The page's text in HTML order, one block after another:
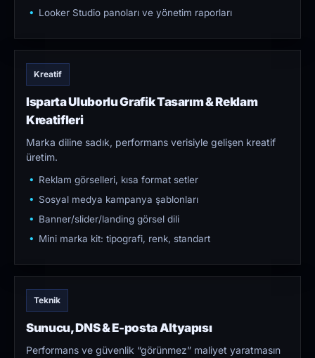
Looker Studio panoları ve yönetim raporları
Kreatif
Isparta Uluborlu Grafik Tasarım & Reklam
Kreatifleri
Marka diline sadık, performans verisiyle gelişen kreatif
üretim.
Reklam görselleri, kısa format setler
Sosyal medya kampanya şablonları
Banner/slider/landing görsel dili
Mini marka kit: tipografi, renk, standart
Teknik
Sunucu, DNS & E-posta Altyapısı
Performans ve güvenlik “görünmez” maliyet yaratmasın